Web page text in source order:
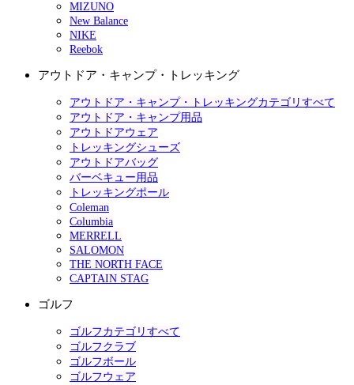
MIZUNO
New Balance
NIKE
Reebok
アウトドア・キャンプ・トレッキング
アウトドア・キャンプ・トレッキングカテゴリすべて
アウトドア・キャンプ用品
アウトドアウェア
トレッキングシューズ
アウトドアバッグ
バーベキュー用品
トレッキングポール
Coleman
Columbia
MERRELL
SALOMON
THE NORTH FACE
CAPTAIN STAG
ゴルフ
ゴルフカテゴリすべて
ゴルフクラブ
ゴルフボール
ゴルフウェア